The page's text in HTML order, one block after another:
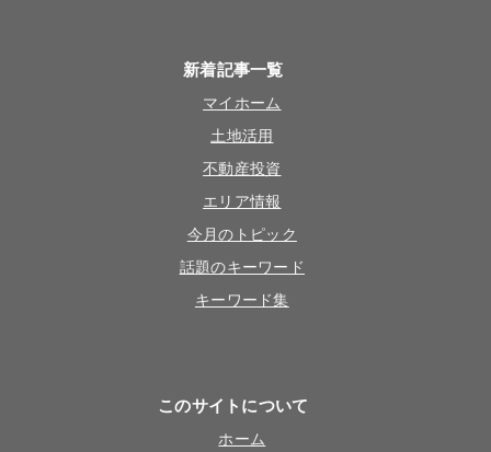
新着記事一覧
マイホーム
土地活用
不動産投資
エリア情報
今月のトピック
話題のキーワード
キーワード集
このサイトについて
ホーム